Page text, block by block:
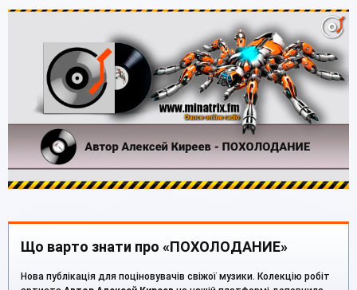
Що варто знати про «ПОХОЛОДАНИЕ»
Нова публікація для поціновувачів свіжої музики. Колекцію робіт